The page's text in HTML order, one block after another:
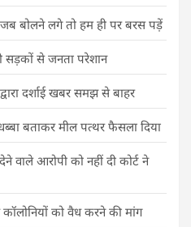
बोलने लगे तो हम ही पर बरस पड़ें
से जनता परेशान
दर्शाई खबर समझ से बाहर
बताकर मील पत्थर फैसला दिया
वाले आरोपी को नहीं दी कोर्ट ने
को वैध करने की मांग